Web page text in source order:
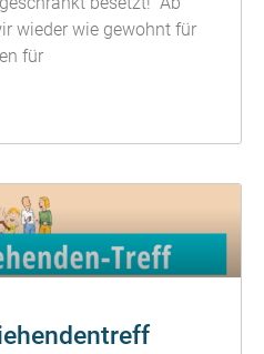
wieder wie gewohnt für
für